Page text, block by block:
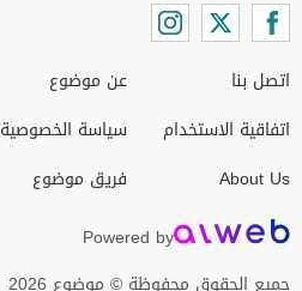
اتصل بنا
اتفاقية الاستخدام
About Us
عن موضوع
سياسة الخصوصية
فريق موضوع
Powered by